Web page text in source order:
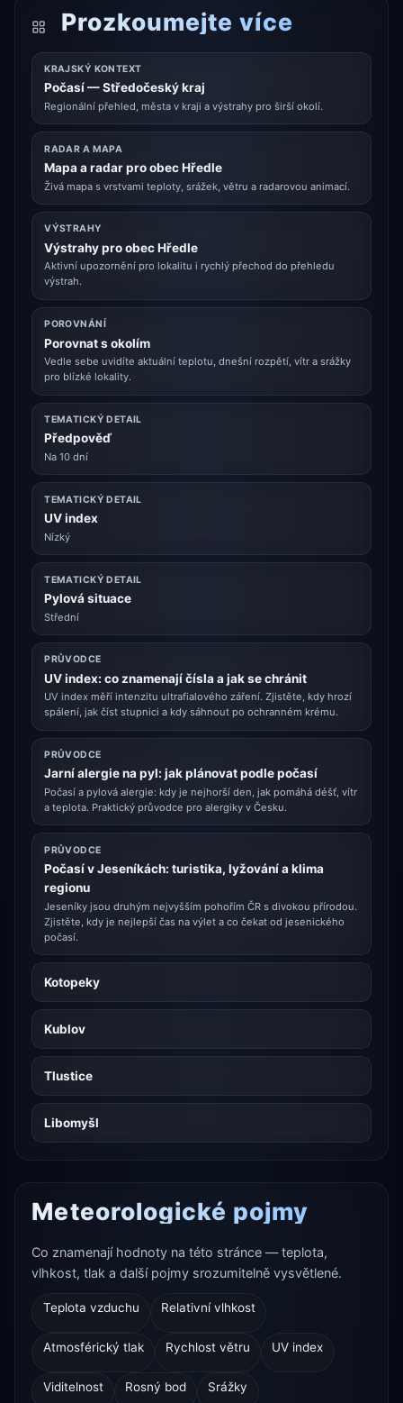
Prozkoumejte více
KRAJSKÝ KONTEXT
Počasí — Středočeský kraj
Regionální přehled, města v kraji a výstrahy pro širší okolí.
RADAR A MAPA
Mapa a radar pro obec Hředle
Živá mapa s vrstvami teploty, srážek, větru a radarovou animací.
VÝSTRAHY
Výstrahy pro obec Hředle
Aktivní upozornění pro lokalitu i rychlý přechod do přehledu
výstrah.
POROVNÁNÍ
Porovnat s okolím
Vedle sebe uvidíte aktuální teplotu, dnešní rozpětí, vítr a srážky
pro blízké lokality.
TEMATICKÝ DETAIL
Předpověď
Na 10 dní
TEMATICKÝ DETAIL
UV index
Nízký
TEMATICKÝ DETAIL
Pylová situace
Střední
PRŮVODCE
UV index: co znamenají čísla a jak se chránit
UV index měří intenzitu ultrafialového záření. Zjistěte, kdy hrozí
spálení, jak číst stupnici a kdy sáhnout po ochranném krému.
PRŮVODCE
Jarní alergie na pyl: jak plánovat podle počasí
Počasí a pylová alergie: kdy je nejhorší den, jak pomáhá déšť, vítr
a teplota. Praktický průvodce pro alergiky v Česku.
PRŮVODCE
Počasí v Jeseníkách: turistika, lyžování a klima
regionu
Jeseníky jsou druhým nejvyšším pohořím ČR s divokou přírodou.
Zjistěte, kdy je nejlepší čas na výlet a co čekat od jesenického
počasí.
Kotopeky
Kublov
Tlustice
Libomyšl
Meteorologické pojmy
Co znamenají hodnoty na této stránce — teplota,
vlhkost, tlak a další pojmy srozumitelně vysvětlené.
Teplota vzduchu Relativní vlhkost
Atmosférický tlak Rychlost větru UV index
Viditelnost Rosný bod Srážky